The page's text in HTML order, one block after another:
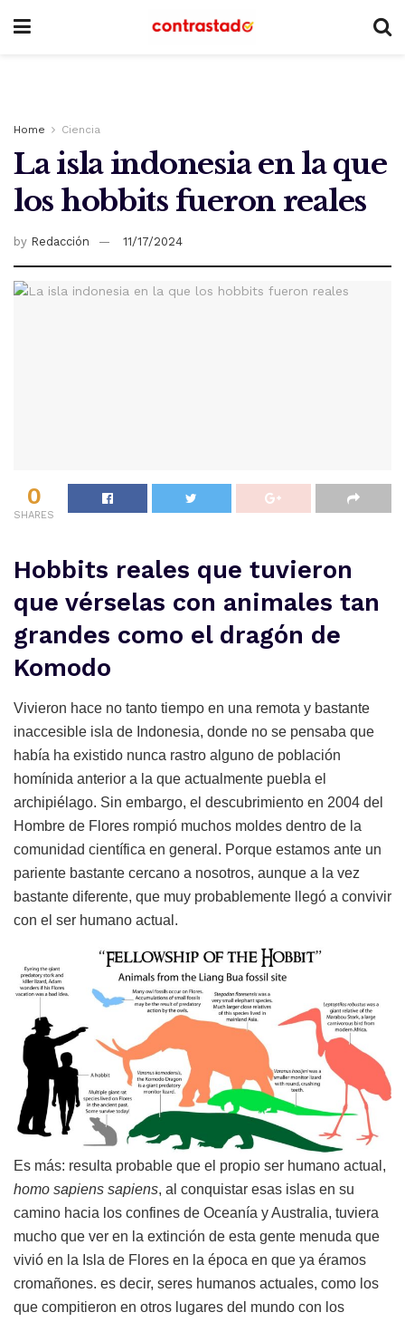
Home Ciencia
La isla indonesia en la que
los hobbits fueron reales
by Redacción 11/17/2024
0
SHARES
Hobbits reales que tuvieron
que vérselas con animales tan
grandes como el dragón de
Komodo
Vivieron hace no tanto tiempo en una remota y bastante
inaccesible isla de Indonesia, donde no se pensaba que
había ha existido nunca rastro alguno de población
homínida anterior a la que actualmente puebla el
archipiélago. Sin embargo, el descubrimiento en 2004 del
Hombre de Flores rompió muchos moldes dentro de la
comunidad científica en general. Porque estamos ante un
pariente bastante cercano a nosotros, aunque a la vez
bastante diferente, que muy probablemente llegó a convivir
con el ser humano actual.
Es más: resulta probable que el propio ser humano actual,
homo sapiens sapiens, al conquistar esas islas en su
camino hacia los confines de Oceanía y Australia, tuviera
mucho que ver en la extinción de esta gente menuda que
vivió en la Isla de Flores en la época en que ya éramos
cromañones. es decir, seres humanos actuales, como los
que compitieron en otros lugares del mundo con los